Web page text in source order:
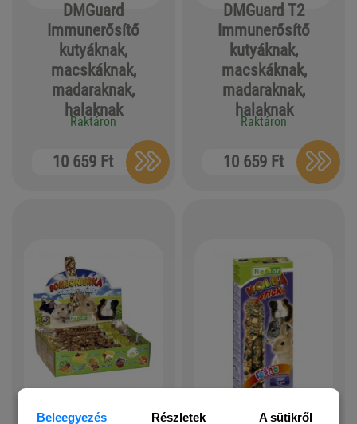
Beleegyezés Részletek A sütikről
DMGuard
Immunerősítő
kutyáknak,
macskáknak,
madaraknak,
halaknak
Raktáron
10 659 Ft
DMGuard T2
Immunerősítő
kutyáknak,
macskáknak,
madaraknak,
halaknak
Raktáron
10 659 Ft